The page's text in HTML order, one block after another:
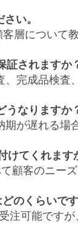
い。
層について
証されますか
完成品検査
うなりますか
が遅れる場
けてくれます
顧客のニー
のくらいで
注可能です